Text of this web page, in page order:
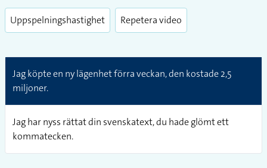
Uppspelningshastighet Repetera video
Jag köpte en ny lägenhet förra veckan, den kostade 2,5
miljoner.
Jag har nyss rättat din svenskatext, du hade glömt ett
kommatecken.